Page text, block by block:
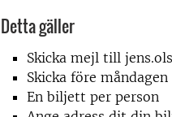
Detta gäller
Skicka mejl till
Skicka före
En biljett per person